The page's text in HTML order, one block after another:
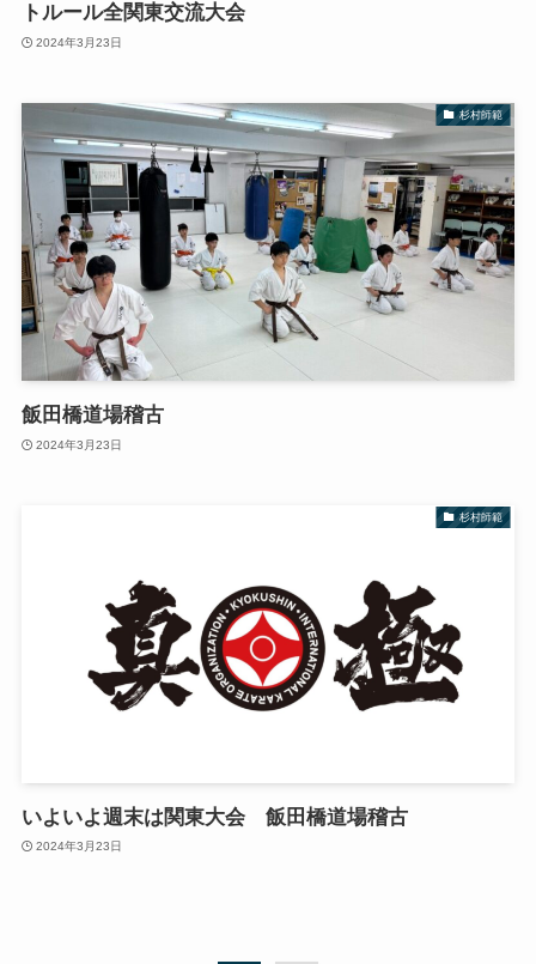
トルール全関東交流大会
2024年3月23日
杉村師範
飯田橋道場稽古
2024年3月23日
杉村師範
いよいよ週末は関東大会 飯田橋道場稽古
2024年3月23日